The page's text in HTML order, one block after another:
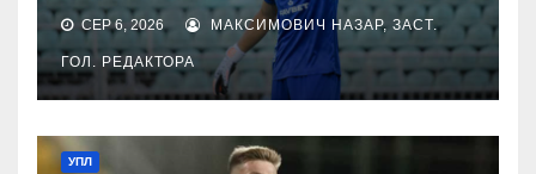
СЕР 6, 2026 МАКСИМОВИЧ НАЗАР, ЗАСТ.
ГОЛ. РЕДАКТОРА
УПЛ